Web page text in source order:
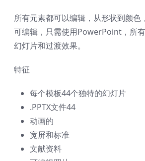
所有元素都可以编辑，从形状到颜色
可编辑，只需使用PowerPoint，所
幻灯片和过渡效果。
特征
每个模板44个独特的幻灯片
.PPTX文件44
动画的
宽屏和标准
文献资料